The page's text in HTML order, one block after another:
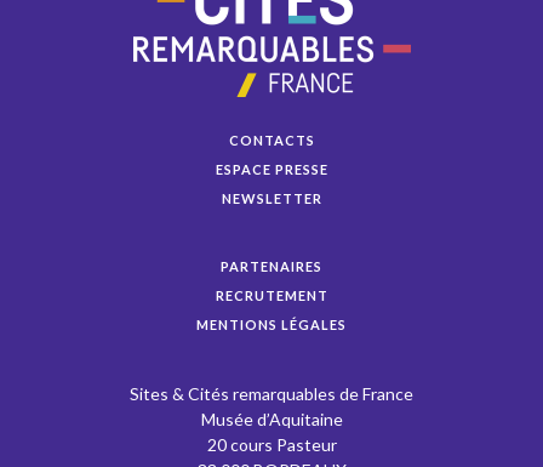
CONTACTS
ESPACE PRESSE
NEWSLETTER
PARTENAIRES
RECRUTEMENT
MENTIONS LÉGALES
Sites & Cités remarquables de France
Musée d’Aquitaine
20 cours Pasteur